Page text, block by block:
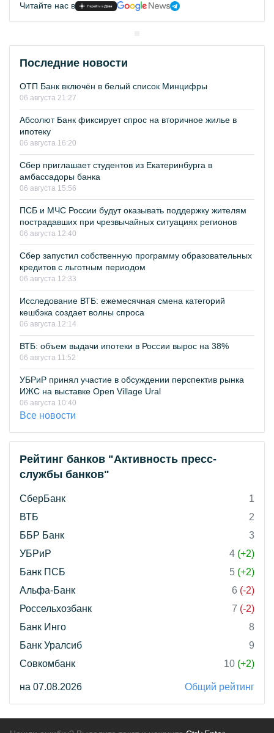
Читайте нас в
Последние новости
ОТП Банк включён в белый список Минцифры
06 августа 21:27
Абсолют Банк фиксирует спрос на вторичное жилье в
ипотеку
06 августа 16:20
Сбер приглашает студентов из Екатеринбурга в
амбассадоры банка
06 августа 15:56
ПСБ и МЧС России будут оказывать поддержку жителям
пострадавших при чрезвычайных ситуациях регионов
06 августа 12:40
Сбер запустил собственную программу образовательных
кредитов с льготным периодом
06 августа 12:33
Исследование ВТБ: ежемесячная смена категорий
кешбэка создает волны спроса
06 августа 12:14
ВТБ: объем выдачи ипотеки в России вырос на 38%
06 августа 11:52
УБРиР принял участие в обсуждении перспектив рынка
ИЖС на выставке Open Village Ural
06 августа 10:40
Все новости
Рейтинг банков "Активность пресс-
службы банков"
СберБанк
1
ВТБ
2
ББР Банк
3
УБРиР
4 (+2)
Банк ПСБ
5 (+2)
Альфа-Банк
6 (-2)
Россельхозбанк
7 (-2)
Банк Инго
8
Банк Уралсиб
9
Совкомбанк
10 (+2)
на 07.08.2026 Общий рейтинг